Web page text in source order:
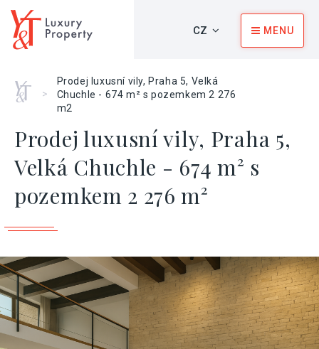
CZ MENU
Home
>
Prodej luxusní vily, Praha 5, Velká
Chuchle - 674 m² s pozemkem 2 276
m2
Prodej luxusní vily, Praha 5,
Velká Chuchle - 674 m² s
pozemkem 2 276 m²